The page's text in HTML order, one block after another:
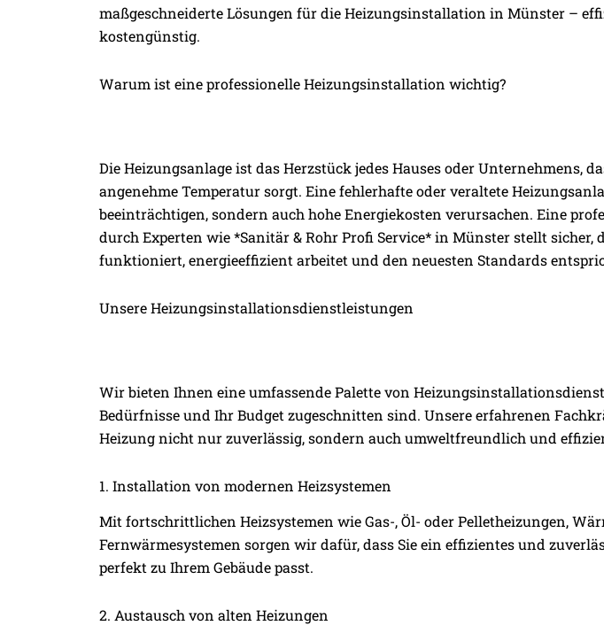
maßgeschneiderte Lösungen für die Heizungsinstallation in Münster –
kostengünstig.
Warum ist eine professionelle Heizungsinstallation wichtig?
Die Heizungsanlage ist das Herzstück jedes Hauses oder Unternehmens,
angenehme Temperatur sorgt. Eine fehlerhafte oder veraltete
beeinträchtigen, sondern auch hohe Energiekosten verursachen. Eine
durch Experten wie *Sanitär & Rohr Profi Service* in Münster stellt sicher,
funktioniert, energieeffizient arbeitet und den neuesten Standards
Unsere Heizungsinstallationsdienstleistungen
Wir bieten Ihnen eine umfassende Palette von
Bedürfnisse und Ihr Budget zugeschnitten sind. Unsere erfahrenen
Heizung nicht nur zuverlässig, sondern auch umweltfreundlich und
1. Installation von modernen Heizsystemen
Mit fortschrittlichen Heizsystemen wie Gas-, Öl- oder Pelletheizungen,
Fernwärmesystemen sorgen wir dafür, dass Sie ein effizientes und
perfekt zu Ihrem Gebäude passt.
2. Austausch von alten Heizungen